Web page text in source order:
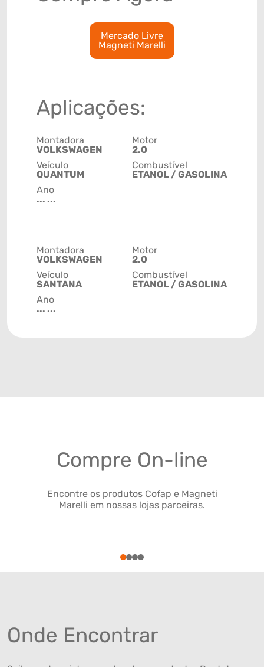
Mercado Livre
Magneti Marelli
Aplicações:
Montadora
VOLKSWAGEN
Veículo
QUANTUM
Ano
... ...
Motor
2.0
Combustível
ETANOL / GASOLINA
Montadora
VOLKSWAGEN
Veículo
SANTANA
Ano
... ...
Motor
2.0
Combustível
ETANOL / GASOLINA
Compre On-line
Encontre os produtos Cofap e Magneti
Marelli em nossas lojas parceiras.
1234
Onde Encontrar